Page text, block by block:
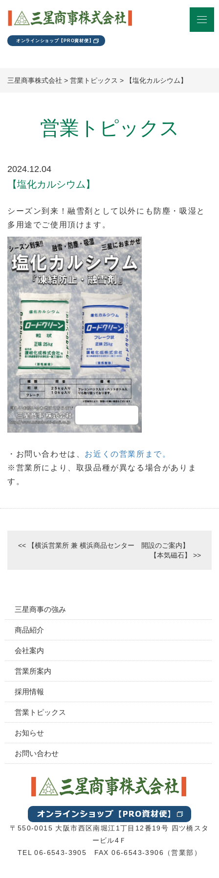
オンラインショップ【PRO資材便】
三星商事株式会社 > 営業トピックス > 【塩化カルシウム】
営業トピックス
2024.12.04
【塩化カルシウム】
シーズン到来！融雪剤として以外にも防塵・吸湿と
多用途でご使用頂けます。
・お問い合わせは、 お近くの営業所まで。
※営業所により、取扱品種が異なる場合がありま
す。
<< 【横浜営業所 兼 横浜商品センター 開設のご案内】
【本気磁石】 >>
三星商事の強み
商品紹介
会社案内
営業所案内
採用情報
営業トピックス
お知らせ
お問い合わせ
〒550-0015 大阪市西区南堀江1丁目12番19号 四ツ橋スタ
ービル4Ｆ
TEL 06-6543-3905 FAX 06-6543-3906（営業部）